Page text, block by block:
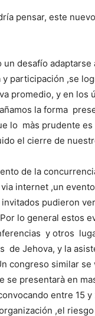
pensar, este
un desafío
participación ,se
promedio, y en
la forma
lo màs prudente
el cierre de
de la
internet ,un
invitados pudieron
lo general estos
y otros
de Jehova, y la
congreso similar se
se presentarà en
entre 15
,el